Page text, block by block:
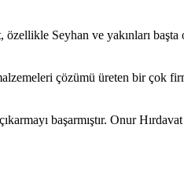
, özellikle Seyhan ve yakınları
çözümü üreten bir çok
başarmıştır. Onur